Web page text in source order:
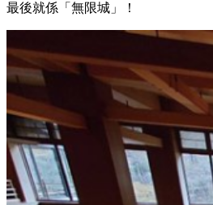
最後就係「無限城」！